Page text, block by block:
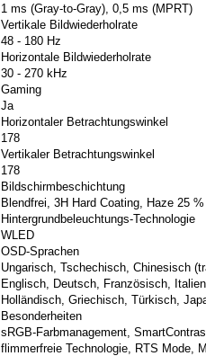
1 ms (Gray-to-Gray), 0,5 ms (MPRT)
Vertikale Bildwiederholrate
48 - 180 Hz
Horizontale Bildwiederholrate
30 - 270 kHz
Gaming
Ja
Horizontaler Betrachtungswinkel
178
Vertikaler Betrachtungswinkel
178
Bildschirmbeschichtung
Blendfrei, 3H Hard Coating, Haze 25 %
Hintergrundbeleuchtungs-Technologie
WLED
OSD-Sprachen
Ungarisch, Tschechisch, Chinesisch
Englisch, Deutsch, Französisch,
Holländisch, Griechisch, Türkisch,
Besonderheiten
sRGB-Farbmanagement,
flimmerfreie Technologie, RTS Mode,